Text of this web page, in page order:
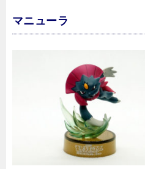
マニューラ